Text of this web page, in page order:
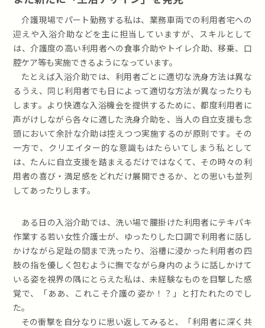
介護現場でパート勤務する私は、業務車両での利用者宅への
迎えや入浴介助などを主に担当していますが、スキルとして
は、介護度の高い利用者への食事介助やトイレ介助、移乗、口
腔ケア等も実施できるようになっています。
たとえば入浴介助では、利用者ごとに適切な洗身方法は異な
るうえ、同じ利用者でも日によって適切な方法が異なったりも
します。より快適な入浴機会を提供するために、都度利用者に
声がけしながら各々に適した洗身介助を、当人の自立支援も念
頭において余計な介助は控えつつ実施するのが原則です。その
一方で、クリエイター的な意識もはたらいてしまう私として
は、たんに自立支援を踏まえるだけではなくて、その時々の利
用者の喜び・満足感をどれだけ展開できるか、との思いも並列
してあったりします。
ある日の入浴介助では、洗い場で腰掛けた利用者にテキパキ
作業する若い女性介護士が、ゆったりした口調で利用者に話し
かけながら足趾の間まで洗ったり、浴槽に浸かった利用者の四
肢の指を優しく包むように撫でながら身内のように話しかけて
いる姿を視界の隅にとらえた私は、未経験なものを目撃した感
覚で、「ああ、これこそ介護の姿か！？」と打たれたのでし
た。
その衝撃を自分なりに思い返してみると、「利用者に深く共